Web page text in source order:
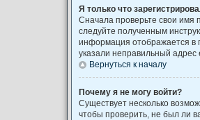
Я только что
Сначала проверьте свои имя
следуйте полученным
информация отображается в
указали неправильный
Вернуться к началу
Почему я не могу войти?
Существует несколько
чтобы проверить, не был ли